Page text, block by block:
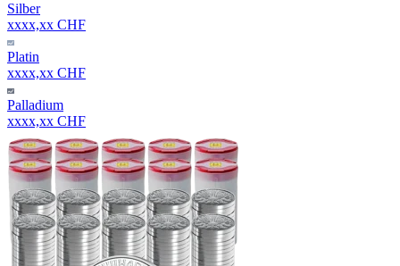
Silber
xxxx,xx CHF
Platin
xxxx,xx CHF
Palladium
xxxx,xx CHF